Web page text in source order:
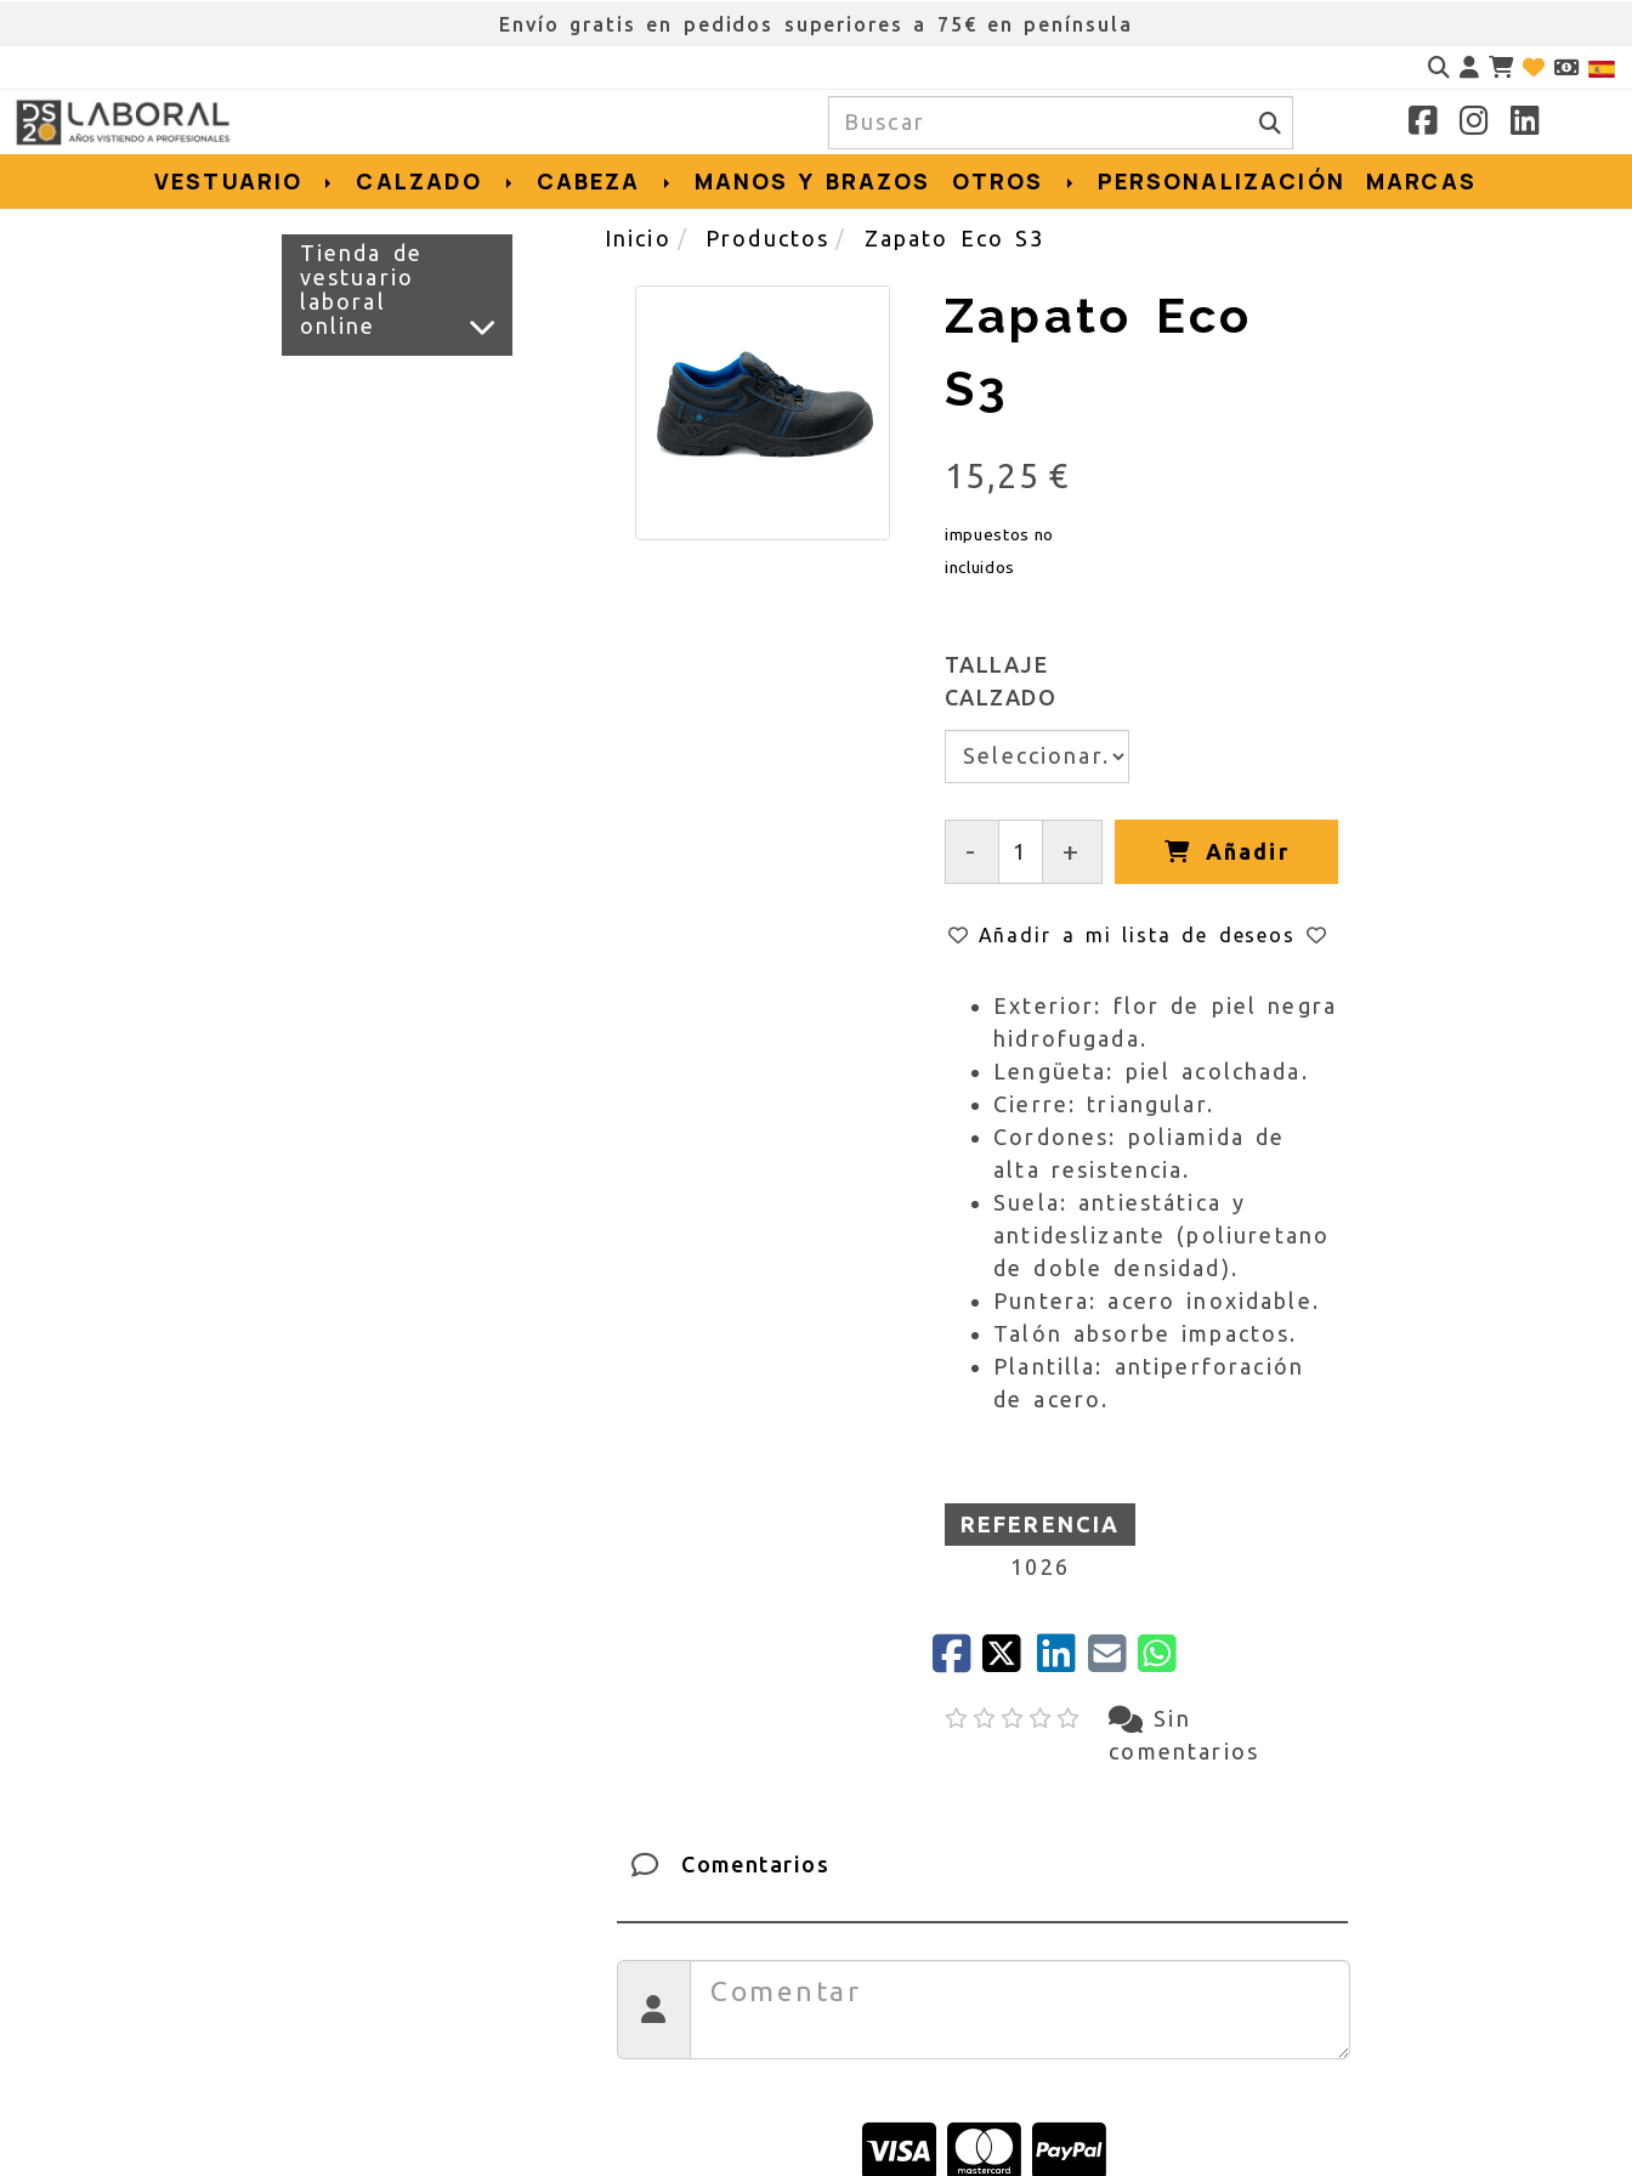
Envío gratis en pedidos superiores a 75€ en península
Identifícate
VESTUARIO CALZADO CABEZA MANOS Y BRAZOS OTROS PERSONALIZACIÓN MARCAS
Tienda de
vestuario
laboral
online
Inicio Productos Zapato Eco S3
Zapato Eco
S3
15,25 €
impuestos no
incluidos
TALLAJE
CALZADO
- + Añadir
Añadir a mi lista de deseos
Exterior: flor de piel negra
hidrofugada.
Lengüeta: piel acolchada.
Cierre: triangular.
Cordones: poliamida de
alta resistencia.
Suela: antiestática y
antideslizante (poliuretano
de doble densidad).
Puntera: acero inoxidable.
Talón absorbe impactos.
Plantilla: antiperforación
de acero.
REFERENCIA
1026
Sin
comentarios
Comentarios